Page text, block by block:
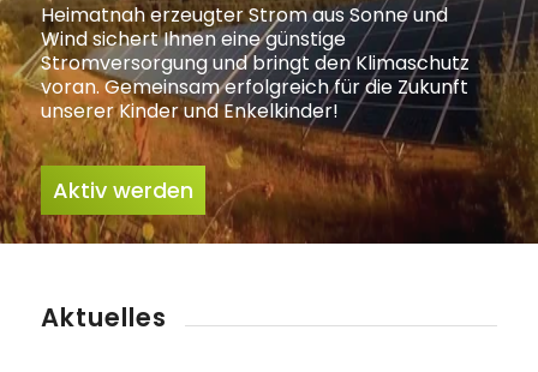
Heimatnah erzeugter Strom aus Sonne und
Wind sichert Ihnen eine günstige
Stromversorgung und bringt den Klimaschutz
voran. Gemeinsam erfolgreich für die Zukunft
unserer Kinder und Enkelkinder!
Aktiv werden
Aktuelles